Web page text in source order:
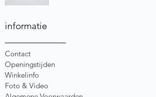
informatie
Contact
Openingstijden
Winkelinfo
Foto & Video